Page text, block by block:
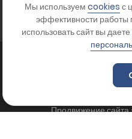
Контакты
. Все
Цены на сайте указаны для
Продвижение
Мы используем cookies с
эффективности работы
использовать сайт вы даете